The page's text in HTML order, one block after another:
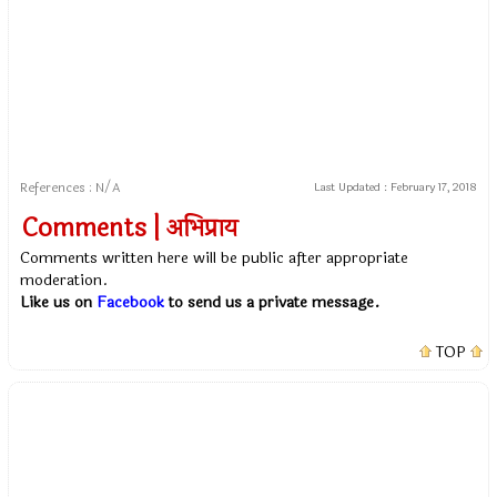
References : N/A Last Updated : February 17, 2018
Comments | अभिप्राय
Comments written here will be public after appropriate
moderation.
Like us on Facebookto send us a private message.
TOP